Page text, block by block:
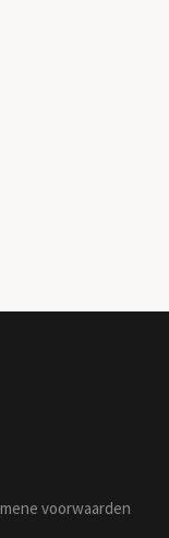
voorwaarden